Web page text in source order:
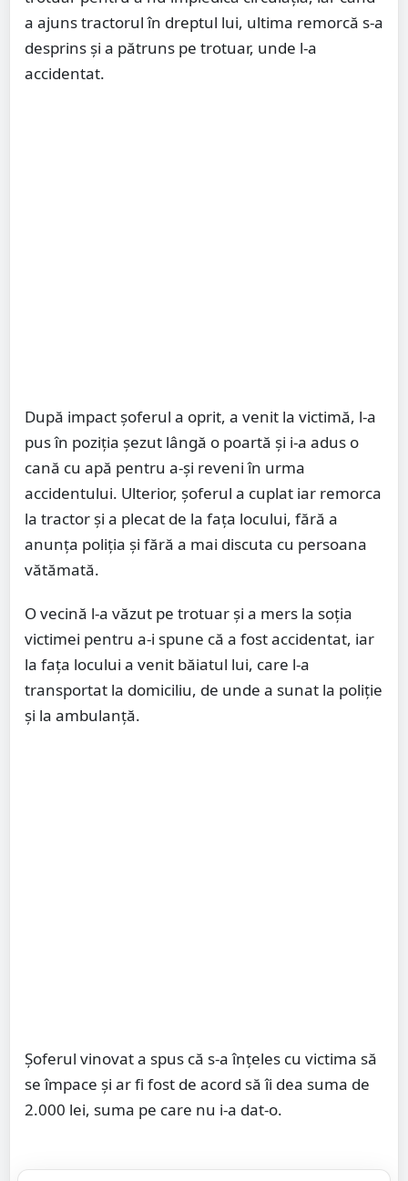
a ajuns tractorul în dreptul lui, ultima remorcă s-a
desprins și a pătruns pe trotuar, unde l-a
accidentat.
După impact șoferul a oprit, a venit la victimă, l-a
pus în poziția șezut lângă o poartă și i-a adus o
cană cu apă pentru a-şi reveni în urma
accidentului. Ulterior, șoferul a cuplat iar remorca
la tractor și a plecat de la fața locului, fără a
anunța poliția și fără a mai discuta cu persoana
vătămată.
O vecină l-a văzut pe trotuar și a mers la soția
victimei pentru a-i spune că a fost accidentat, iar
la fața locului a venit băiatul lui, care l-a
transportat la domiciliu, de unde a sunat la poliție
și la ambulanță.
Șoferul vinovat a spus că s-a înțeles cu victima să
se împace și ar fi fost de acord să îi dea suma de
2.000 lei, suma pe care nu i-a dat-o.